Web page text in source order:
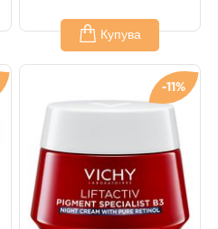
Купува
-11%